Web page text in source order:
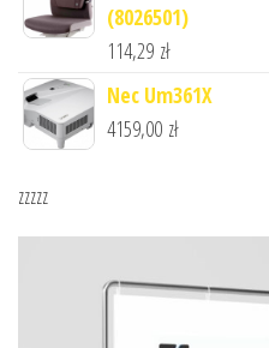
(8026501)
114,29 zł
Nec Um361X
4159,00 zł
zzzzz